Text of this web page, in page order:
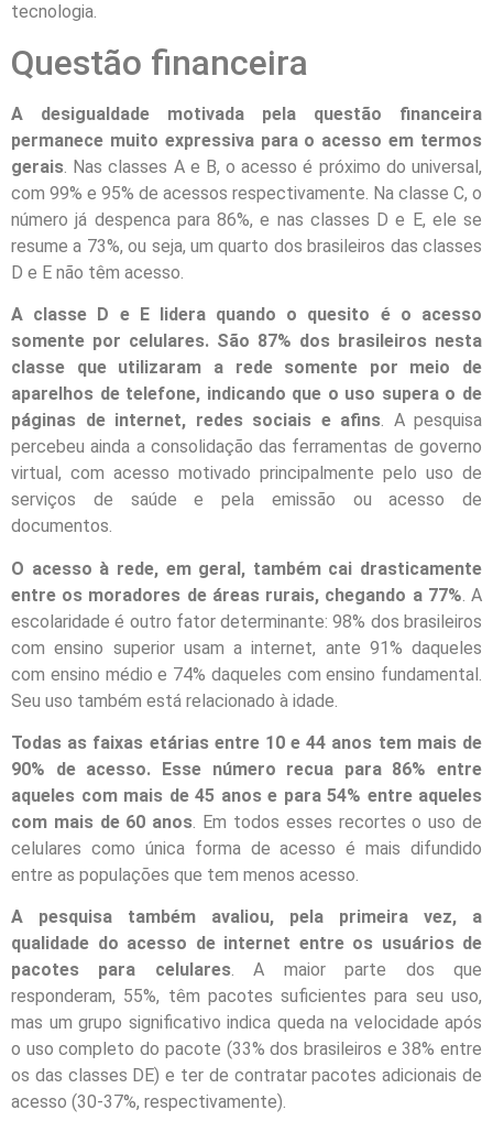
tecnologia.
Questão financeira
A desigualdade motivada pela questão financeira
permanece muito expressiva para o acesso em termos
gerais . Nas classes A e B, o acesso é próximo do universal,
com 99% e 95% de acessos respectivamente. Na classe C, o
número já despenca para 86%, e nas classes D e E, ele se
resume a 73%, ou seja, um quarto dos brasileiros das classes
D e E não têm acesso.
A classe D e E lidera quando o quesito é o acesso
somente por celulares. São 87% dos brasileiros nesta
classe que utilizaram a rede somente por meio de
aparelhos de telefone, indicando que o uso supera o de
páginas de internet, redes sociais e afins. A pesquisa
percebeu ainda a consolidação das ferramentas de governo
virtual, com acesso motivado principalmente pelo uso de
serviços de saúde e pela emissão ou acesso de
documentos.
O acesso à rede, em geral, também cai drasticamente
entre os moradores de áreas rurais, chegando a 77% . A
escolaridade é outro fator determinante: 98% dos brasileiros
com ensino superior usam a internet, ante 91% daqueles
com ensino médio e 74% daqueles com ensino fundamental.
Seu uso também está relacionado à idade.
Todas as faixas etárias entre 10 e 44 anos tem mais de
90% de acesso. Esse número recua para 86% entre
aqueles com mais de 45 anos e para 54% entre aqueles
com mais de 60 anos. Em todos esses recortes o uso de
celulares como única forma de acesso é mais difundido
entre as populações que tem menos acesso.
A pesquisa também avaliou, pela primeira vez, a
qualidade do acesso de internet entre os usuários de
pacotes para celulares. A maior parte dos que
responderam, 55%, têm pacotes suficientes para seu uso,
mas um grupo significativo indica queda na velocidade após
o uso completo do pacote (33% dos brasileiros e 38% entre
os das classes DE) e ter de contratar pacotes adicionais de
acesso (30-37%, respectivamente).